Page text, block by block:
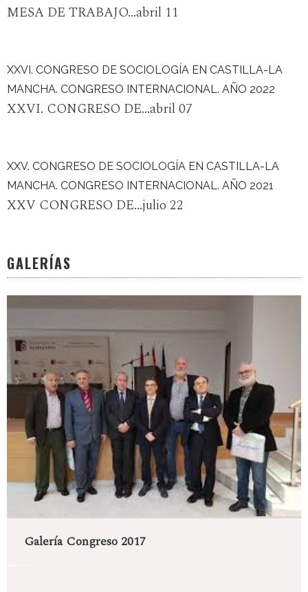
MESA DE TRABAJO...abril 11
XXVI. CONGRESO DE SOCIOLOGÍA EN CASTILLA-LA
MANCHA. CONGRESO INTERNACIONAL. AÑO 2022
XXVI. CONGRESO DE...abril 07
XXV. CONGRESO DE SOCIOLOGÍA EN CASTILLA-LA
MANCHA. CONGRESO INTERNACIONAL. AÑO 2021
XXV CONGRESO DE...julio 22
GALERÍAS
Galería Congreso 2017